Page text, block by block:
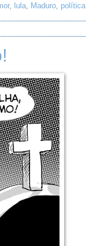
, lula Maduro política